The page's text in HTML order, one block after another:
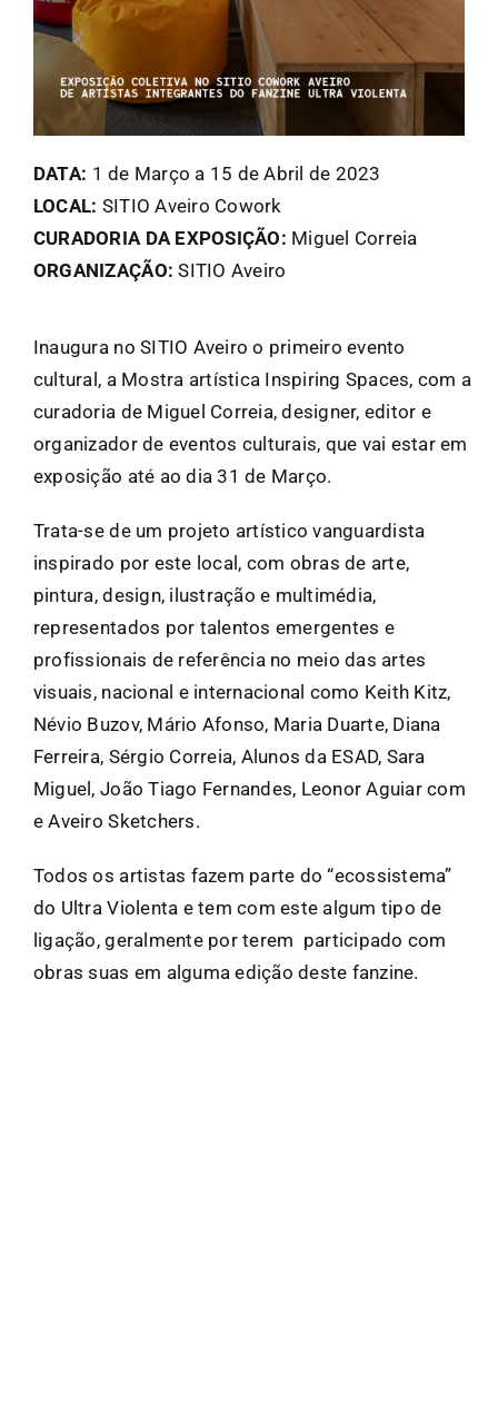
FANZINETECA.PT
PT
DATA: 1 de Março a 15 de Abril de 2023
LOCAL: SITIO Aveiro Cowork
CURADORIA DA EXPOSIÇÃO: Miguel Correia
ORGANIZAÇÃO: SITIO Aveiro
Inaugura no SITIO Aveiro o primeiro evento
cultural, a Mostra artística Inspiring Spaces, com a
curadoria de Miguel Correia, designer, editor e
organizador de eventos culturais, que vai estar em
exposição até ao dia 31 de Março.
Trata-se de um projeto artístico vanguardista
inspirado por este local, com obras de arte,
pintura, design, ilustração e multimédia,
representados por talentos emergentes e
profissionais de referência no meio das artes
visuais, nacional e internacional como Keith Kitz,
Névio Buzov, Mário Afonso, Maria Duarte, Diana
Ferreira, Sérgio Correia, Alunos da ESAD, Sara
Miguel, João Tiago Fernandes, Leonor Aguiar com
e Aveiro Sketchers.
Todos os artistas fazem parte do “ecossistema”
do Ultra Violenta e tem com este algum tipo de
ligação, geralmente por terem participado com
obras suas em alguma edição deste fanzine.